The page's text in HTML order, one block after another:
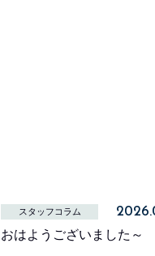
スタッフコラム
おはようございました～